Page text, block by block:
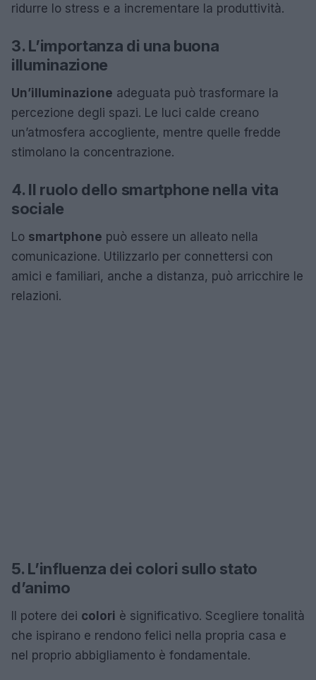
ridurre lo stress e a incrementare la produttività.
3. L’importanza di una buona
illuminazione
Un’illuminazione adeguata può trasformare la
percezione degli spazi. Le luci calde creano
un’atmosfera accogliente, mentre quelle fredde
stimolano la concentrazione.
4. Il ruolo dello smartphone nella vita
sociale
Lo smartphone può essere un alleato nella
comunicazione. Utilizzarlo per connettersi con
amici e familiari, anche a distanza, può arricchire le
relazioni.
5. L’influenza dei colori sullo stato
d’animo
Il potere dei colori è significativo. Scegliere tonalità
che ispirano e rendono felici nella propria casa e
nel proprio abbigliamento è fondamentale.